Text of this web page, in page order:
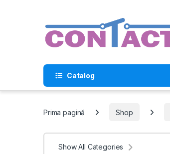
Catalog
Prima pagină Shop
Show All Categories